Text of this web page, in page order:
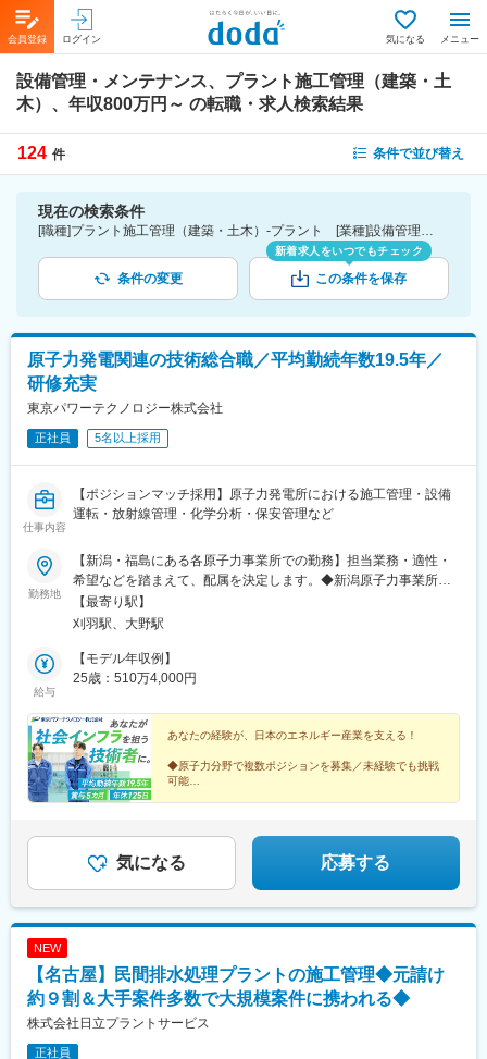
会員登録 ログイン 気になる メニュー
設備管理・メンテナンス、プラント施工管理（建築・土
木）、年収800万円～ の転職・求人検索結果
124 件 条件で並び替え
現在の検索条件
[職種]プラント施工管理（建築・土木）-プラント [業種]設備管理・メンテナンス-建設・プラント・不動産業界 [年収]800万円～
条件の変更
新着求人をいつでもチェック
この条件を保存
原子力発電関連の技術総合職／平均勤続年数19.5年／
研修充実
東京パワーテクノロジー株式会社
正社員 5名以上採用
仕事内容
【ポジションマッチ採用】原子力発電所における施工管理・設備
運転・放射線管理・化学分析・保安管理など
勤務地
【新潟・福島にある各原子力事業所での勤務】担当業務・適性・
希望などを踏まえて、配属を決定します。◆新潟原子力事業所／
新潟県柏崎市青山町9-4（柏崎刈羽原子力発電所内）└JR越後線
「刈羽駅」より車で5分◆福島原子力事業所／福島県双葉郡大熊町
多くが利用する通勤バスを完備☆マイカー通勤も可能（承認制）
☆受動喫煙対策：あり（オフィス内禁煙）
【最寄り駅】
刈羽駅、大野駅
給与
【モデル年収例】
25歳：510万4,000円
あなたの経験が、日本のエネルギー産業を支える！
◆原子力分野で複数ポジションを募集／未経験でも挑戦
可能
気になる 応募する
NEW
【名古屋】民間排水処理プラントの施工管理◆元請け
約９割＆大手案件多数で大規模案件に携われる◆
株式会社日立プラントサービス
正社員